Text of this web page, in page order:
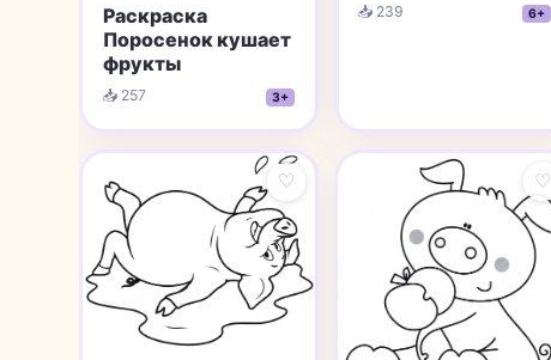
Раскраска
Поросенок кушает
фрукты
📥 257 3+
📥 239 6+
♡ ♡